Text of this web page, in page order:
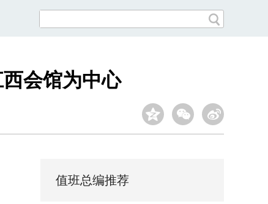
会馆为中心
值班总编推荐